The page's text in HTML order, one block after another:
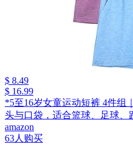
$ 8.49
$ 16.99
*5至16岁女童运动短裤 4件组
头与口袋，适合篮球、足球、
amazon
63人购买